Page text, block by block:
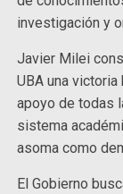
investigación y
Javier Milei
UBA una
apoyo de todas
sistema
asoma como
El Gobierno